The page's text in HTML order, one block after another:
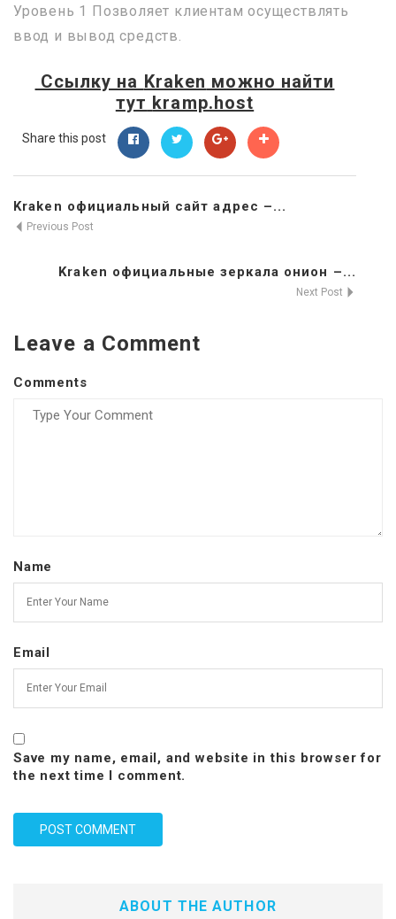
Уровень 1 Позволяет клиентам осуществлять
ввод и вывод средств.
Ссылку на Kraken можно найти
тут kramp.host
Share this post
Kraken официальный сайт адрес –...
Previous Post
Kraken официальные зеркала онион –...
Next Post
Leave a Comment
Comments
Name
Email
Save my name, email, and website in this browser for
the next time I comment.
ABOUT THE AUTHOR